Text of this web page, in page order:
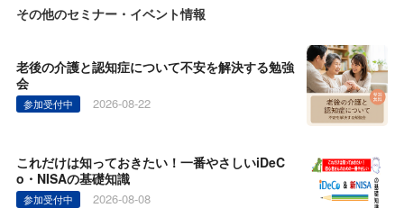
その他のセミナー・イベント情報
老後の介護と認知症について不安を解決する勉強
会
参加受付中 2026-08-22
これだけは知っておきたい！一番やさしいiDeC
o・NISAの基礎知識
参加受付中 2026-08-08